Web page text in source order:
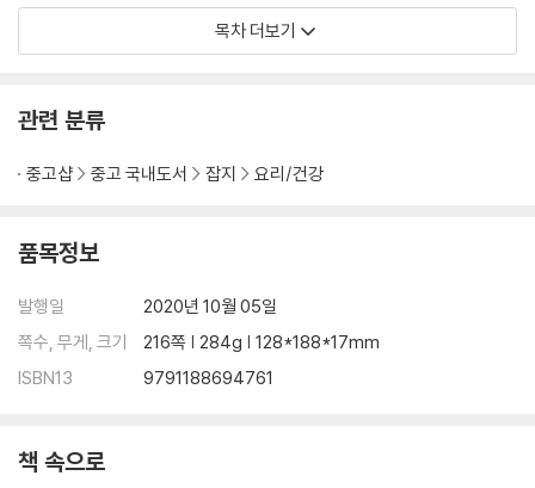
46
일러스트 작가 전황일
*
숲으로 가자
생활 모험가 부부 빅초이, 블리
*
목차 더보기
관련 분류
중고샵 중고 국내도서 잡지 요리/건강
품목정보
발행일
2020년 10월 05일
쪽수, 무게, 크기
216쪽 | 284g | 128*188*17mm
ISBN13
9791188694761
책 속으로